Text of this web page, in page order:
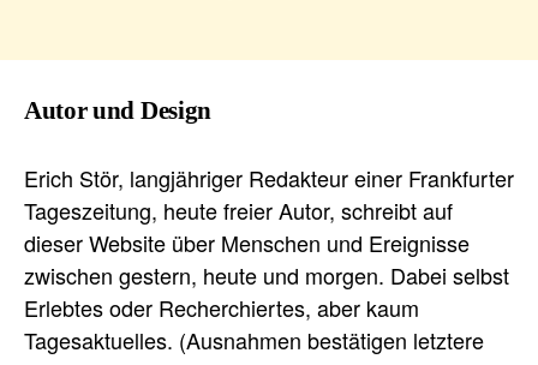
Autor und Design
Erich Stör, langjähriger Redakteur einer Frankfurter
Tageszeitung, heute freier Autor, schreibt auf
dieser Website über Menschen und Ereignisse
zwischen gestern, heute und morgen. Dabei selbst
Erlebtes oder Recherchiertes, aber kaum
Tagesaktuelles. (Ausnahmen bestätigen letztere